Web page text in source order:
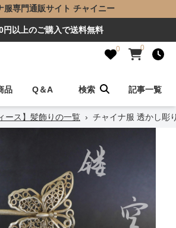
服専門通販サイト チャイニー
円以上のご購入で送料無料
0 0
品 Q＆A 検索 記事一覧
ース】髪飾りの一覧 › チャイナ服 透かし彫